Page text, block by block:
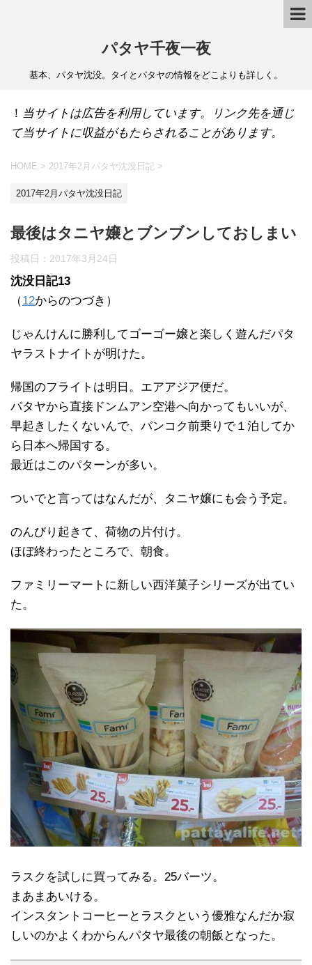
パタヤ千夜一夜
基本、パタヤ沈没。タイとパタヤの情報をどこよりも詳しく。
！ 当サイトは広告を利用しています。リンク先を通じ
て当サイトに収益がもたらされることがあります。
HOME > 2017年2月パタヤ沈没日記 >
2017年2月パタヤ沈没日記
最後はタニヤ嬢とブンブンしておしまい
投稿日： 2017年3月24日
沈没日記13
（12からのつづき）
じゃんけんに勝利してゴーゴー嬢と楽しく遊んだパタ
ヤラストナイトが明けた。
帰国のフライトは明日。エアアジア便だ。
パタヤから直接ドンムアン空港へ向かってもいいが、
早起きしたくないんで、バンコク前乗りで１泊してか
ら日本へ帰国する。
最近はこのパターンが多い。
ついでと言ってはなんだが、タニヤ嬢にも会う予定。
のんびり起きて、荷物の片付け。
ほぼ終わったところで、朝食。
ファミリーマートに新しい西洋菓子シリーズが出てい
た。
ラスクを試しに買ってみる。25バーツ。
まあまあいける。
インスタントコーヒーとラスクという優雅なんだか寂
しいのかよくわからんパタヤ最後の朝飯となった。